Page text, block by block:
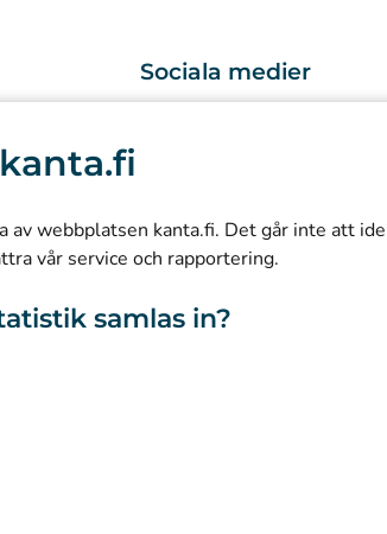
av webbplatsen kanta.fi. Det går inte att
vår service och rapportering.
samlas in?
Sociala medier